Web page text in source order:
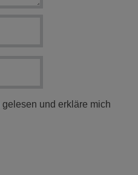
gelesen und erkläre mich